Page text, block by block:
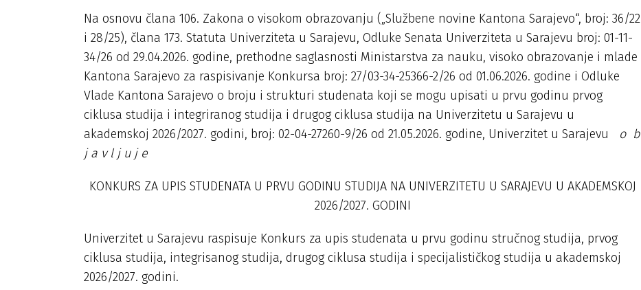
Na osnovu člana 106. Zakona o visokom obrazovanju („Službene novine Kantona Sarajevo“, broj: 36/22
i 28/25), člana 173. Statuta Univerziteta u Sarajevu, Odluke Senata Univerziteta u Sarajevu broj: 01-11-
34/26 od 29.04.2026. godine, prethodne saglasnosti Ministarstva za nauku, visoko obrazovanje i mlade
Kantona Sarajevo za raspisivanje Konkursa broj: 27/03-34-25366-2/26 od 01.06.2026. godine i Odluke
Vlade Kantona Sarajevo o broju i strukturi studenata koji se mogu upisati u prvu godinu prvog
ciklusa studija i integriranog studija i drugog ciklusa studija na Univerzitetu u Sarajevu u
akademskoj 2026/2027. godini, broj: 02-04-27260-9/26 od 21.05.2026. godine, Univerzitet u Sarajevu o b
j a v l j u j e
KONKURS ZA UPIS STUDENATA U PRVU GODINU STUDIJA NA UNIVERZITETU U SARAJEVU U AKADEMSKOJ
2026/2027. GODINI
Univerzitet u Sarajevu raspisuje Konkurs za upis studenata u prvu godinu stručnog studija, prvog
ciklusa studija, integrisanog studija, drugog ciklusa studija i specijalističkog studija u akademskoj
2026/2027. godini.